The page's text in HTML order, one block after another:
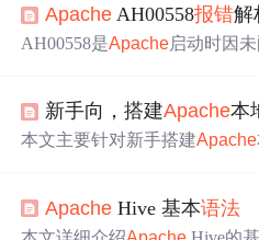
题引起的报错，针对不同报错
明了测试安装成功的方法。
Apache AH00558报错解
AH00558是Apache启动时因
erverName localhost，确保系
nfigtest和hostname -f验证后重
新手向，搭建Apache本
本文主要针对新手搭建Apache
中引号为中文引号；下载
件指定位置加空格，重新安装
Apache Hive 基本语法